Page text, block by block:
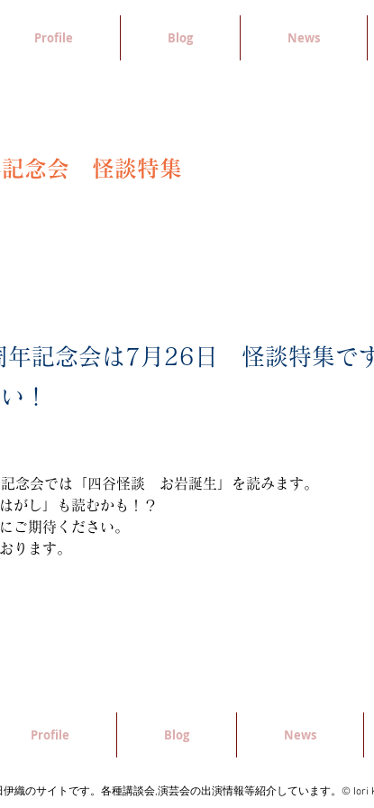
Profile Blog News
記念会 怪談特集
年記念会は7月26日 怪談特集で
！
念会では「四谷怪談　お岩誕生」を読みます。
がし」も読むかも！？
ご期待ください。
ります。
Profile Blog News
織のサイトです。各種講談会,演芸会の出演情報等紹介しています。 © Iori